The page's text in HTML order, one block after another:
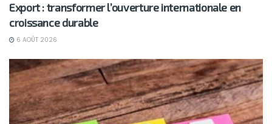
Export : transformer l’ouverture internationale en
croissance durable
6 AOÛT 2026